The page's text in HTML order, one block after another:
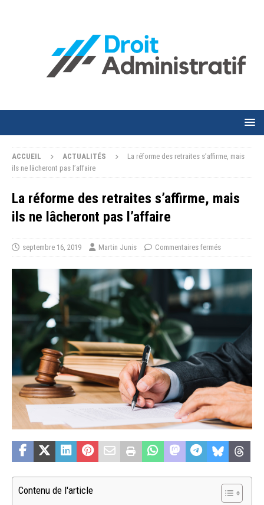
ACCUEIL ACTUALITÉS
La réforme des retraites s’affirme, mais
ils ne lâcheront pas l’affaire
La réforme des retraites s’affirme, mais
ils ne lâcheront pas l’affaire
septembre 16, 2019 Martin Junis Commentaires fermés
Contenu de l'article